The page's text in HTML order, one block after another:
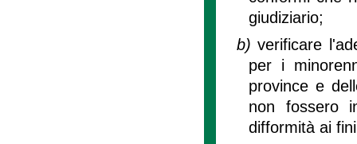
giudiziario;
b)verificare
per i
province e
non fossero
difformità ai